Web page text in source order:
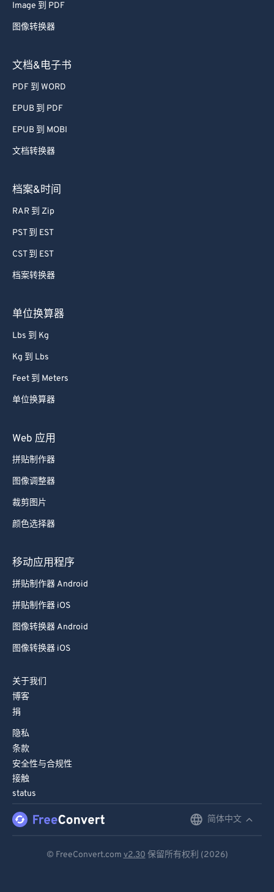
Image 到 PDF
图像转换器
文档&电子书
PDF 到 WORD
EPUB 到 PDF
EPUB 到 MOBI
文档转换器
档案&时间
RAR 到 Zip
PST 到 EST
CST 到 EST
档案转换器
单位换算器
Lbs 到 Kg
Kg 到 Lbs
Feet 到 Meters
单位换算器
Web 应用
拼贴制作器
图像调整器
裁剪图片
颜色选择器
移动应用程序
拼贴制作器 Android
拼贴制作器 iOS
图像转换器 Android
图像转换器 iOS
关于我们
博客
捐
隐私
条款
安全性与合规性
接触
status
简体中文
© FreeConvert.com v2.30 保留所有权利 (2026)